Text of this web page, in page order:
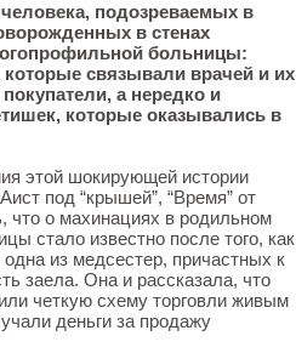
подозреваемых в
в стенах
больницы:
связывали врачей и их
а нередко и
которые оказывались в
этой шокирующей истории
под “крышей”, “Время” от
что о махинациях в родильном
стало известно после того, как
из медсестер, причастных к
заела. Она и рассказала, что
четкую схему торговли живым
деньги за продажу